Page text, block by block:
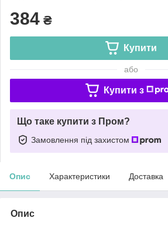
384 ₴
Купити
або
Купити з
Що таке купити з Пром?
Замовлення під захистом
Опис Характеристики Доставка
Опис